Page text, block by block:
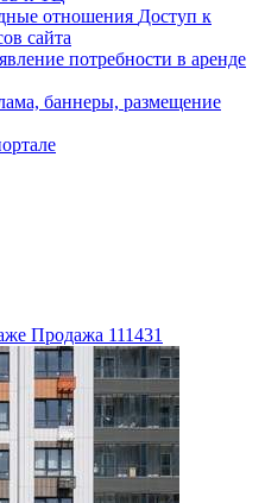
отношения Доступ к
сайта
потребности в аренде
баннеры, размещение
Продажа 111431